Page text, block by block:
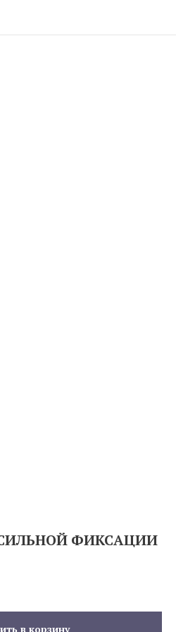
ФИКСАЦИИ
в корзину